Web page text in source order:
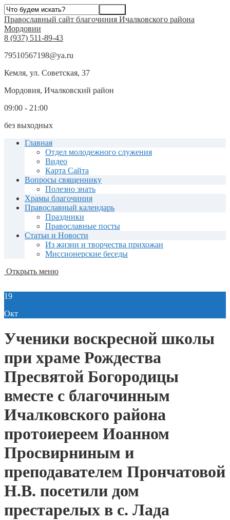
Православный сайт благочиния Ичалковского района
Мордовии
8 (937) 511-89-43
79510567198@ya.ru
Кемля, ул. Советская, 37
Мордовия, Ичалковский район
09:00 - 21:00
без выходных
Главная
Отдел молодежного служения
Видео
Карта Сайта
Вопросы священнику
Полезно знать
Храмы благочиния
Православный календарь
Праздники
Православные посты
Статьи и Новости
Из жизни и творчества прихожан
Миссионерские беседы
Открыть меню
19
Окт
Ученики воскресной школы
при храме Рождества
Пресвятой Богородицы
вместе с благочинным
Ичалковского района
протоиереем Иоанном
Просвирниным и
преподавателем Прончатовой
Н.В. посетили дом
престарелых в с. Лада